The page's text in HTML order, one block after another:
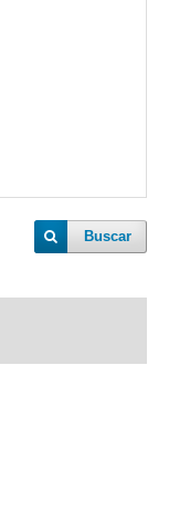
Buscar